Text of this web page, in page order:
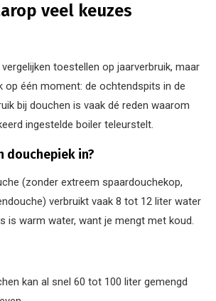
veel keuzes
toestellen op jaarverbruik, maar
op één moment: de ochtendspits in de
bij douchen is vaak dé reden waarom
ingestelde boiler teleurstelt.
douchepiek in?
(zonder extreem spaardouchekop,
verbruikt vaak 8 tot 12 liter water
is warm water, want je mengt met koud.
kan al snel 60 tot 100 liter gemengd